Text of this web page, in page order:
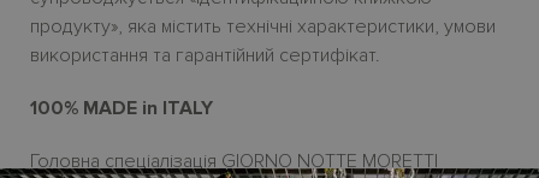
продукту», яка містить технічні характеристики, умови
використання та гарантійний сертифікат.
100% MADE in ITALY
Головна спеціалізація GIORNO NOTTE MORETTI